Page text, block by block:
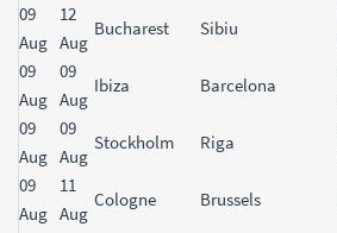
09
Aug
12
Aug
Bucharest Sibiu
09
Aug
09
Aug
Ibiza Barcelona
09
Aug
09
Aug
Stockholm Riga
09
Aug
11
Aug
Cologne Brussels